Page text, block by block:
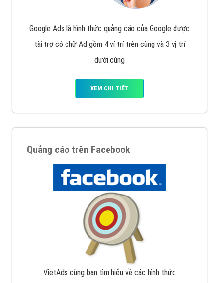
Google Ads là hình thức quảng cáo của Google được
tài trợ có chữ Ad gồm 4 ví trí trên cùng và 3 vị trí
dưới cùng
XEM CHI TIẾT
Quảng cáo trên Facebook
VietAds cùng bạn tìm hiểu về các hình thức